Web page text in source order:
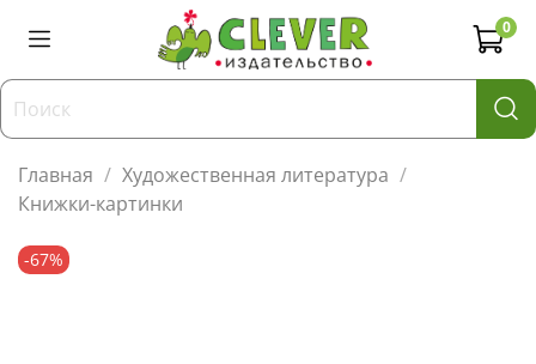
0
Главная
Художественная литература
Книжки-картинки
-67%